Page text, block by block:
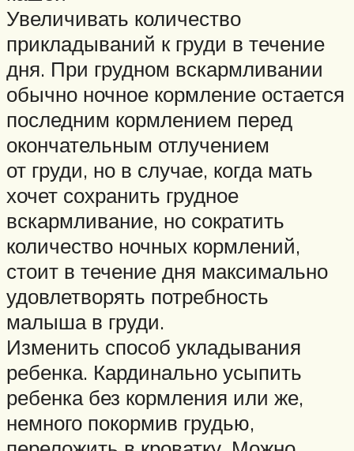
Увеличивать количество
прикладываний к груди в течение
дня. При грудном вскармливании
обычно ночное кормление остается
последним кормлением перед
окончательным отлучением
от груди, но в случае, когда мать
хочет сохранить грудное
вскармливание, но сократить
количество ночных кормлений,
стоит в течение дня максимально
удовлетворять потребность
малыша в груди.
Изменить способ укладывания
ребенка. Кардинально усыпить
ребенка без кормления или же,
немного покормив грудью,